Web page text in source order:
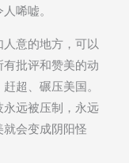
唏嘘。
意的地方，可以
批评和赞美的动
超、碾压美国。
远被压制，永远
会变成阴阳怪